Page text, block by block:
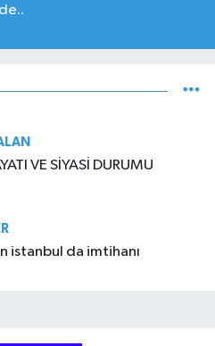
VE SİYASİ DURUMU
istanbul da imtihanı